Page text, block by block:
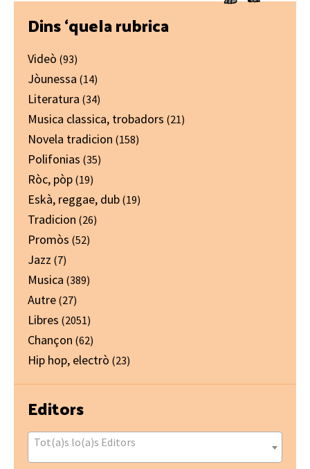
Primary
Sidebar
Dins ‘quela rubrica
Videò (93)
Jòunessa (14)
Literatura (34)
Musica classica, trobadors (21)
Novela tradicion (158)
Polifonias (35)
Ròc, pòp (19)
Eskà, reggae, dub (19)
Tradicion (26)
Promòs (52)
Jazz (7)
Musica (389)
Autre (27)
Libres (2051)
Chançon (62)
Hip hop, electrò (23)
Editors
Tot(a)s lo(a)s Editors